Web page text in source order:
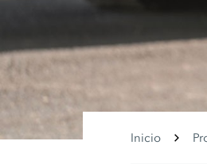
Inicio